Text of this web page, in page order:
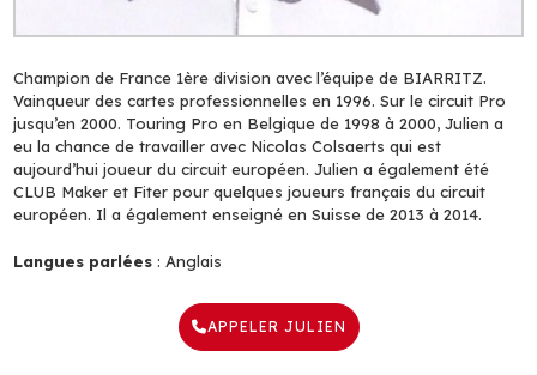
Champion de France 1ère division avec l’équipe de BIARRITZ.
Vainqueur des cartes professionnelles en 1996. Sur le circuit Pro
jusqu’en 2000. Touring Pro en Belgique de 1998 à 2000, Julien a
eu la chance de travailler avec Nicolas Colsaerts qui est
aujourd’hui joueur du circuit européen. Julien a également été
CLUB Maker et Fiter pour quelques joueurs français du circuit
européen. Il a également enseigné en Suisse de 2013 à 2014.
Langues parlées: Anglais
APPELER JULIEN